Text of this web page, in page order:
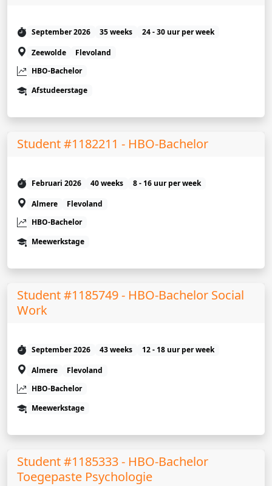
September 2026 35 weeks
24 - 30 uur per week
Zeewolde
Flevoland
HBO-Bachelor
Afstudeerstage
Student #1182211 - HBO-Bachelor
Februari 2026 40 weeks
8 - 16 uur per week
Almere
Flevoland
HBO-Bachelor
Meewerkstage
Student #1185749 - HBO-Bachelor Social
Work
September 2026 43 weeks
12 - 18 uur per week
Almere
Flevoland
HBO-Bachelor
Meewerkstage
Student #1185333 - HBO-Bachelor
Toegepaste Psychologie